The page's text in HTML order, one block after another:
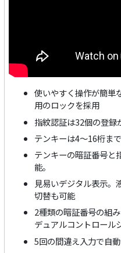
使いやすく操作が簡単
用のロックを採用
指紋認証は32個の登録
テンキーは4～16桁ま
テンキーの暗証番号と
能。
見易いデジタル表示。
切替も可能
2種類の暗証番号の組
デュアルコントロール
5回の間違え入力で自